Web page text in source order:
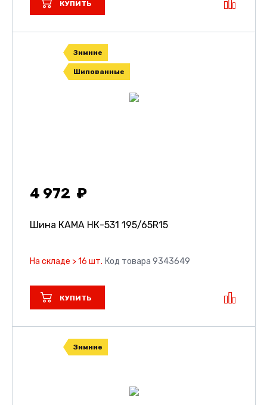
КУПИТЬ
Зимние
Шипованные
4 972
Шина КАМА НК-531 195/65R15
На складе > 16 шт. Код товара 9343649
КУПИТЬ
Зимние